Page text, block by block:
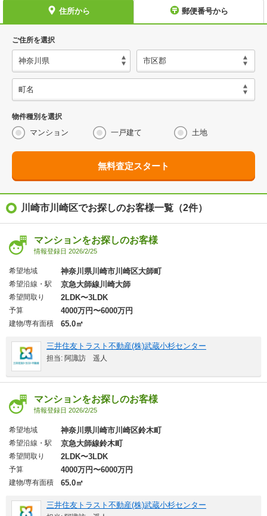
住所から 郵便番号から
ご住所を選択
物件種別を選択
マンション 一戸建て 土地
無料査定スタート
川崎市川崎区でお探しのお客様一覧（2件）
マンションをお探しのお客様
情報登録日 2026/2/25
希望地域 神奈川県川崎市川崎区大師町
希望沿線・駅 京急大師線川崎大師
希望間取り 2LDK〜3LDK
予算 4000万円〜6000万円
建物/専有面積 65.0㎡
三井住友トラスト不動産(株)武蔵小杉センター
担当: 阿諏訪 遥人
マンションをお探しのお客様
情報登録日 2026/2/25
希望地域 神奈川県川崎市川崎区鈴木町
希望沿線・駅 京急大師線鈴木町
希望間取り 2LDK〜3LDK
予算 4000万円〜6000万円
建物/専有面積 65.0㎡
三井住友トラスト不動産(株)武蔵小杉センター